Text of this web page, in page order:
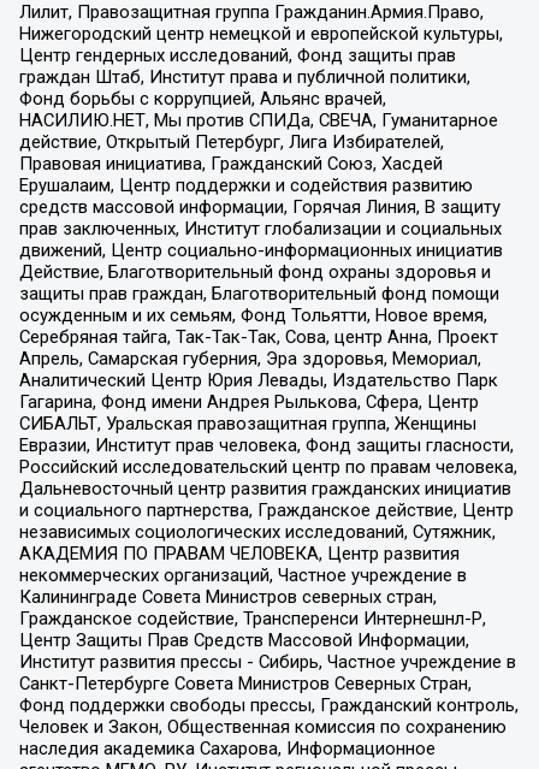
Лилит, Правозащитная группа Гражданин.Армия.Право,
Нижегородский центр немецкой и европейской культуры,
Центр гендерных исследований, Фонд защиты прав
граждан Штаб, Институт права и публичной политики,
Фонд борьбы с коррупцией, Альянс врачей,
НАСИЛИЮ.НЕТ, Мы против СПИДа, СВЕЧА, Гуманитарное
действие, Открытый Петербург, Лига Избирателей,
Правовая инициатива, Гражданский Союз, Хасдей
Ерушалаим, Центр поддержки и содействия развитию
средств массовой информации, Горячая Линия, В защиту
прав заключенных, Институт глобализации и социальных
движений, Центр социально-информационных инициатив
Действие, Благотворительный фонд охраны здоровья и
защиты прав граждан, Благотворительный фонд помощи
осужденным и их семьям, Фонд Тольятти, Новое время,
Серебряная тайга, Так-Так-Так, Сова, центр Анна, Проект
Апрель, Самарская губерния, Эра здоровья, Мемориал,
Аналитический Центр Юрия Левады, Издательство Парк
Гагарина, Фонд имени Андрея Рылькова, Сфера, Центр
СИБАЛЬТ, Уральская правозащитная группа, Женщины
Евразии, Институт прав человека, Фонд защиты гласности,
Российский исследовательский центр по правам человека,
Дальневосточный центр развития гражданских инициатив
и социального партнерства, Гражданское действие, Центр
независимых социологических исследований, Сутяжник,
АКАДЕМИЯ ПО ПРАВАМ ЧЕЛОВЕКА, Центр развития
некоммерческих организаций, Частное учреждение в
Калининграде Совета Министров северных стран,
Гражданское содействие, Трансперенси Интернешнл-Р,
Центр Защиты Прав Средств Массовой Информации,
Институт развития прессы - Сибирь, Частное учреждение в
Санкт-Петербурге Совета Министров Северных Стран,
Фонд поддержки свободы прессы, Гражданский контроль,
Человек и Закон, Общественная комиссия по сохранению
наследия академика Сахарова, Информационное